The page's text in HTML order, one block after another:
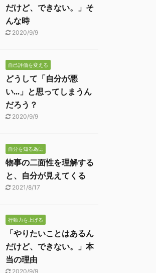
だけど、できない。」そ
んな時
2020/9/9
自己評価を変える
どうして「自分が悪
い...」と思ってしまうん
だろう？
2020/9/9
自分を知る為に
物事の二面性を理解する
と、自分が見えてくる
2021/8/17
行動力を上げる
「やりたいことはあるん
だけど、できない。」本
当の理由
2020/9/9